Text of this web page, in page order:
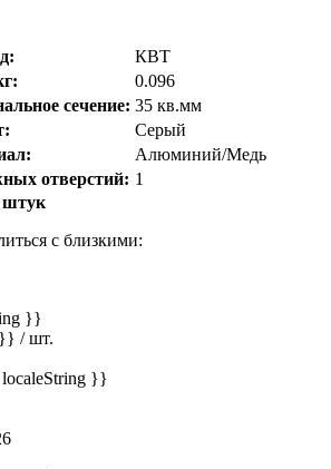
КВТ
0.096
сечение: 35 кв.мм
Серый
Алюминий/Медь
отверстий: 1
штук
с близкими:
}}
}} / шт.
}}